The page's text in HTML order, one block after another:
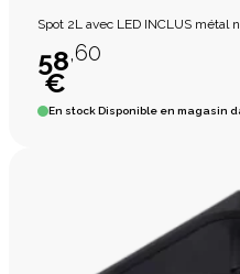
Spot 2L avec LED INCLUS métal
58,60
€
En stockDisponible en magasin